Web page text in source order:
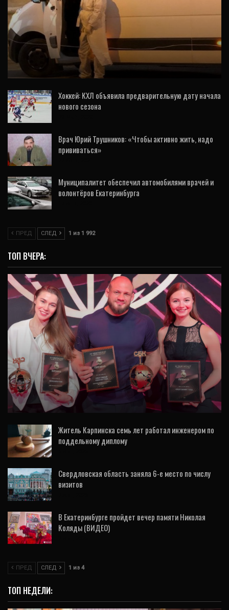
В Екатеринбурге запустили такси для
пациентов с подозрением на коронавирус
Хоккей: КХЛ объявила предварительную дату начала
нового сезона
Врач Юрий Трушников: «Чтобы активно жить, надо
прививаться»
Муниципалитет обеспечил автомобилями врачей и
волонтёров Екатеринбурга
ПРЕД СЛЕД 1 из 1 992
ТОП ВЧЕРА:
СПОРТ
Премию Минспорта РФ вручили кварталу
«Архангел Михаил», RCC Gym и «УГМК-
Житель Карпинска семь лет работал инженером по
поддельному диплому
Свердловская область заняла 6-е место по числу
визитов
В Екатеринбурге пройдет вечер памяти Николая
Коляды (ВИДЕО)
ПРЕД СЛЕД 1 из 4
ТОП НЕДЕЛИ: